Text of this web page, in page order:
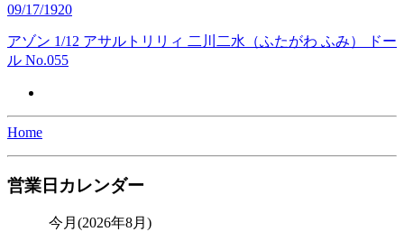
09/17/1920
アゾン 1/12 アサルトリリィ 二川二水（ふたがわ ふみ） ドー
ル No.055
Home
営業日カレンダー
今月(2026年8月)